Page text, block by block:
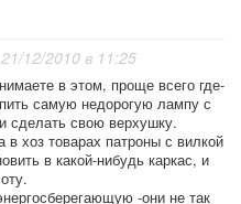
12/2010 в 11:25
в этом, проще всего где-
самую недорогую лампу с
сделать свою верхушку.
хоз товарах патроны с вилкой
в какой-нибудь каркас, и
-они не так